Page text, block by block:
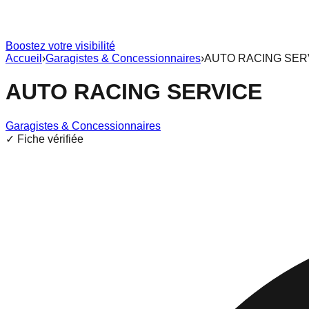
Boostez votre visibilité
Accueil ›Garagistes & Concessionnaires›AUTO RACING
AUTO RACING SERVICE
Garagistes & Concessionnaires
✓ Fiche vérifiée